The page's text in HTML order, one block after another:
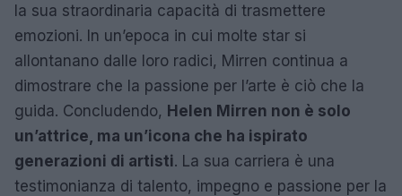
la sua straordinaria capacità di trasmettere
emozioni. In un’epoca in cui molte star si
allontanano dalle loro radici, Mirren continua a
dimostrare che la passione per l’arte è ciò che la
guida. Concludendo, Helen Mirren non è solo
un’attrice, ma un’icona che ha ispirato
generazioni di artisti. La sua carriera è una
testimonianza di talento, impegno e passione per la